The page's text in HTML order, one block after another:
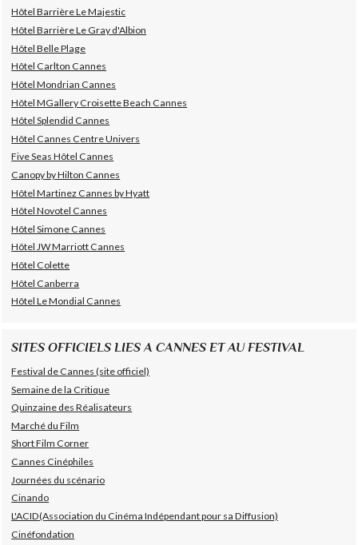
Hôtel Barrière Le Majestic
Hôtel Barrière Le Gray d'Albion
Hôtel Belle Plage
Hôtel Carlton Cannes
Hôtel Mondrian Cannes
Hôtel MGallery Croisette Beach Cannes
Hôtel Splendid Cannes
Hôtel Cannes Centre Univers
Five Seas Hôtel Cannes
Canopy by Hilton Cannes
Hôtel Martinez Cannes by Hyatt
Hôtel Novotel Cannes
Hôtel Simone Cannes
Hôtel JW Marriott Cannes
Hôtel Colette
Hôtel Canberra
Hôtel Le Mondial Cannes
SITES OFFICIELS LIES A CANNES ET AU FESTIVAL
Festival de Cannes (site officiel)
Semaine de la Critique
Quinzaine des Réalisateurs
Marché du Film
Short Film Corner
Cannes Cinéphiles
Journées du scénario
Cinando
L'ACID(Association du Cinéma Indépendant pour sa Diffusion)
Cinéfondation